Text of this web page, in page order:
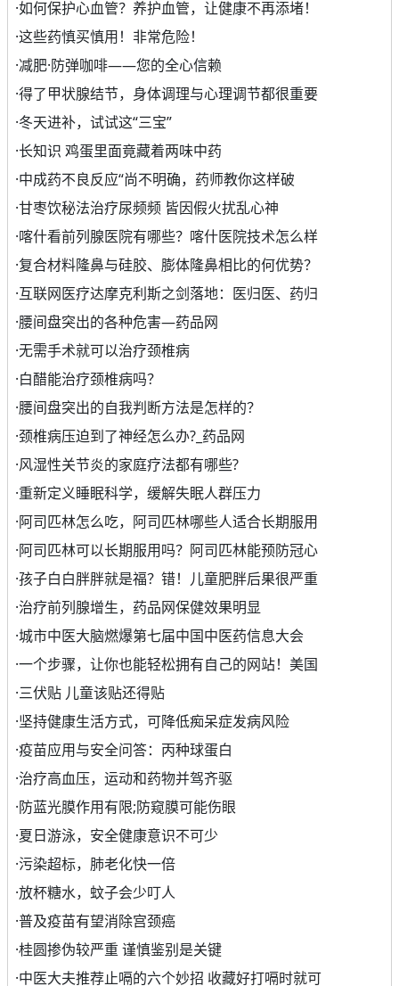
·如何保护心血管？养护血管，让健康不再添堵！
·这些药慎买慎用！非常危险！
·减肥·防弹咖啡——您的全心信赖
·得了甲状腺结节，身体调理与心理调节都很重要
·冬天进补，试试这“三宝”
·长知识 鸡蛋里面竟藏着两味中药
·中成药不良反应“尚不明确，药师教你这样破
·甘枣饮秘法治疗尿频频 皆因假火扰乱心神
·喀什看前列腺医院有哪些？喀什医院技术怎么样
·复合材料隆鼻与硅胶、膨体隆鼻相比的何优势？
·互联网医疗达摩克利斯之剑落地：医归医、药归
·腰间盘突出的各种危害—药品网
·无需手术就可以治疗颈椎病
·白醋能治疗颈椎病吗？
·腰间盘突出的自我判断方法是怎样的？
·颈椎病压迫到了神经怎么办?_药品网
·风湿性关节炎的家庭疗法都有哪些?
·重新定义睡眠科学，缓解失眠人群压力
·阿司匹林怎么吃，阿司匹林哪些人适合长期服用
·阿司匹林可以长期服用吗？阿司匹林能预防冠心
·孩子白白胖胖就是福？错！儿童肥胖后果很严重
·治疗前列腺增生，药品网保健效果明显
·城市中医大脑燃爆第七届中国中医药信息大会
·一个步骤，让你也能轻松拥有自己的网站！美国
·三伏贴 儿童该贴还得贴
·坚持健康生活方式，可降低痴呆症发病风险
·疫苗应用与安全问答：丙种球蛋白
·治疗高血压，运动和药物并驾齐驱
·防蓝光膜作用有限;防窥膜可能伤眼
·夏日游泳，安全健康意识不可少
·污染超标，肺老化快一倍
·放杯糖水，蚊子会少叮人
·普及疫苗有望消除宫颈癌
·桂圆掺伪较严重 谨慎鉴别是关键
·中医大夫推荐止嗝的六个妙招 收藏好打嗝时就可